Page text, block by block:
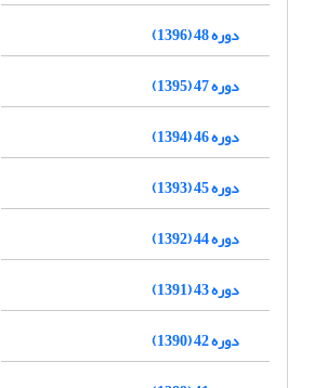
دوره 48 (1396)
دوره 47 (1395)
دوره 46 (1394)
دوره 45 (1393)
دوره 44 (1392)
دوره 43 (1391)
دوره 42 (1390)